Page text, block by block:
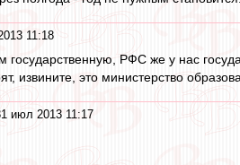
11:18
государственную, РФС же у нас
извините, это министерство
июл 2013 11:17